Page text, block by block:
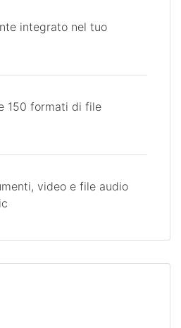
integrato nel tuo
150 formati di file
video e file audio